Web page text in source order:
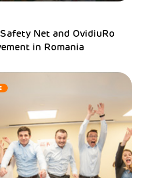
Net and OvidiuRo
in Romania